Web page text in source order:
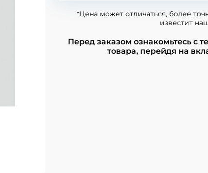
*Цена может отличаться, более
известит
Перед заказом ознакомьтесь с
товара, перейдя на